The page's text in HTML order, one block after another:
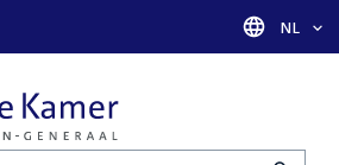
Taal
NL